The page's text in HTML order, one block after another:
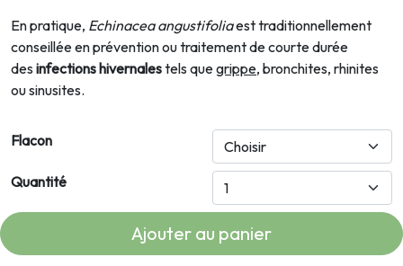
En pratique, Echinacea angustifoliaest traditionnellement
conseillée en prévention ou traitement de courte durée
des infections hivernalestels quegrippe, bronchites, rhinites
ou sinusites.
Flacon
Quantité
Ajouter au panier